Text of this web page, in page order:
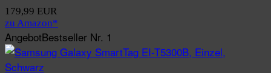
179,99 EUR
zu Amazon*
AngebotBestseller Nr. 1